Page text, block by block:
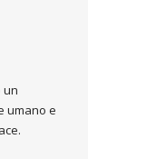
un
umano e